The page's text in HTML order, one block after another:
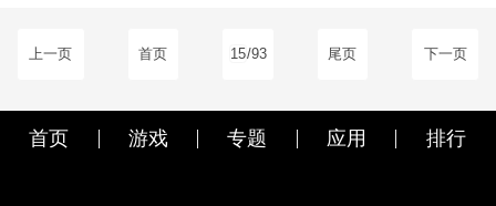
上一页 首页 15/93 尾页 下一页
首页 游戏 专题 应用 排行